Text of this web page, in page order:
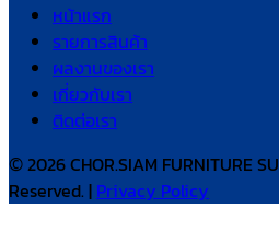
หน้าแรก
รายการสินค้า
ผลงานของเรา
เกี่ยวกับเรา
ติดต่อเรา
© 2026 CHOR.SIAM FURNITURE
Reserved. | Privacy Policy